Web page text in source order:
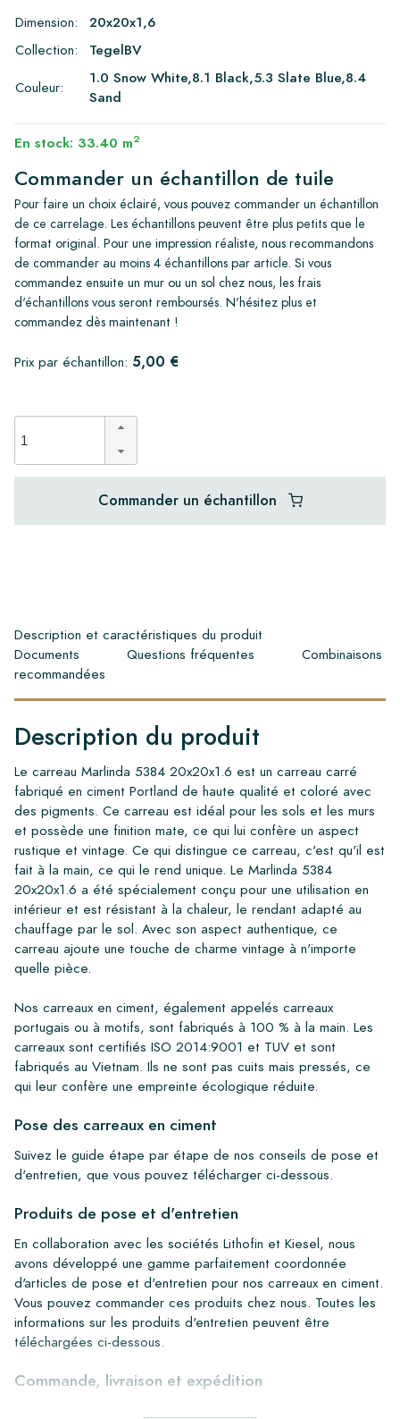
Dimension:
20x20x1,6
Collection:
TegelBV
Couleur:
1.0 Snow White,8.1 Black,5.3 Slate Blue,8.4
Sand
En stock: 33.40 m2
Commander un échantillon de tuile
Pour faire un choix éclairé, vous pouvez commander un échantillon
de ce carrelage. Les échantillons peuvent être plus petits que le
format original. Pour une impression réaliste, nous recommandons
de commander au moins 4 échantillons par article. Si vous
commandez ensuite un mur ou un sol chez nous, les frais
d'échantillons vous seront remboursés. N'hésitez plus et
commandez dès maintenant !
Prix par échantillon: 5,00 €
Commander un échantillon
Description et caractéristiques du produit
Documents
Questions fréquentes
Combinaisons
recommandées
Description du produit
Le carreau Marlinda 5384 20x20x1.6 est un carreau carré
fabriqué en ciment Portland de haute qualité et coloré avec
des pigments. Ce carreau est idéal pour les sols et les murs
et possède une finition mate, ce qui lui confère un aspect
rustique et vintage. Ce qui distingue ce carreau, c'est qu'il est
fait à la main, ce qui le rend unique. Le Marlinda 5384
20x20x1.6 a été spécialement conçu pour une utilisation en
intérieur et est résistant à la chaleur, le rendant adapté au
chauffage par le sol. Avec son aspect authentique, ce
carreau ajoute une touche de charme vintage à n'importe
quelle pièce.
Nos carreaux en ciment, également appelés carreaux
portugais ou à motifs, sont fabriqués à 100 % à la main. Les
carreaux sont certifiés ISO 2014:9001 et TUV et sont
fabriqués au Vietnam. Ils ne sont pas cuits mais pressés, ce
qui leur confère une empreinte écologique réduite.
Pose des carreaux en ciment
Suivez le guide étape par étape de nos conseils de pose et
d'entretien, que vous pouvez télécharger ci-dessous.
Produits de pose et d'entretien
En collaboration avec les sociétés Lithofin et Kiesel, nous
avons développé une gamme parfaitement coordonnée
d'articles de pose et d'entretien pour nos carreaux en ciment.
Vous pouvez commander ces produits chez nous. Toutes les
informations sur les produits d'entretien peuvent être
téléchargées ci-dessous.
Commande, livraison et expédition